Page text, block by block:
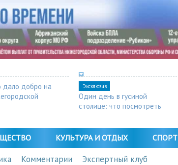
дало добро на
Эксклюзив
Один день в гусиной
столице: что посмотреть
КУЛЬТУРА И ОТДЫХ СПОРТ
Комментарии Экспертный клуб